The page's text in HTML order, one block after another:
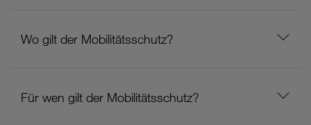
Wo gilt der Mobilitätsschutz?
Für wen gilt der Mobilitätsschutz?